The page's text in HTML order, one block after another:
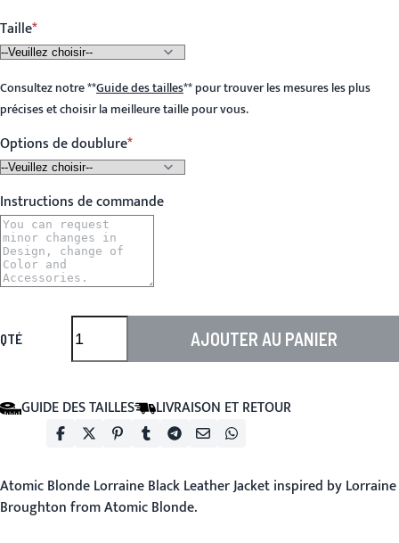
Taille
Consultez notre**Guide des tailles**pour trouver les mesures les plus
précises et choisir la meilleure taille pour vous.
Options de doublure
Instructions de commande
QTÉ AJOUTER AU PANIER
GUIDE DES TAILLES LIVRAISON ET RETOUR
Atomic Blonde Lorraine Black Leather Jacket inspired by Lorraine
Broughton from Atomic Blonde.